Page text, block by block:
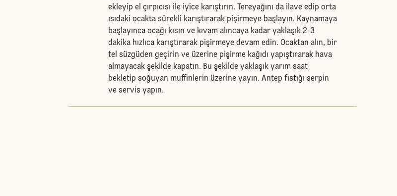
ekleyip el çırpıcısı ile iyice karıştırın. Tereyağını da ilave edip orta
ısıdaki ocakta sürekli karıştırarak pişirmeye başlayın. Kaynamaya
başlayınca ocağı kısın ve kıvam alıncaya kadar yaklaşık 2-3
dakika hızlıca karıştırarak pişirmeye devam edin. Ocaktan alın, bir
tel süzgüden geçirin ve üzerine pişirme kağıdı yapıştırarak hava
almayacak şekilde kapatın. Bu şekilde yaklaşık yarım saat
bekletip soğuyan muffinlerin üzerine yayın. Antep fıstığı serpin
ve servis yapın.